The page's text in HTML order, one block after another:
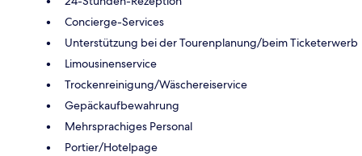
Concierge-Services
Unterstützung bei der Tourenplanung/beim Ticketerwerb
Limousinenservice
Trockenreinigung/Wäschereiservice
Gepäckaufbewahrung
Mehrsprachiges Personal
Portier/Hotelpage